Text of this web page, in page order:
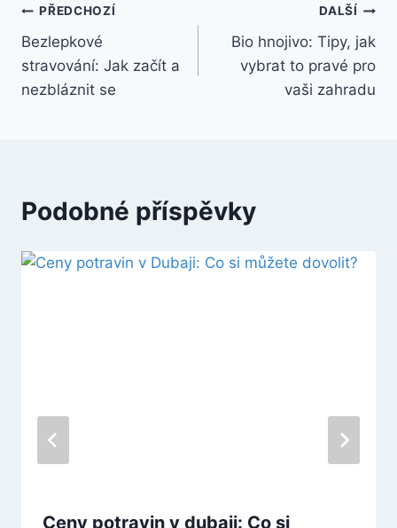
Navigace
pro
příspěvek
PŘEDCHOZÍ
Bezlepkové
stravování: Jak začít a
nezbláznit se
DALŠÍ
Bio hnojivo: Tipy, jak
vybrat to pravé pro
vaši zahradu
Podobné příspěvky
Ceny potravin v dubaji: Co si